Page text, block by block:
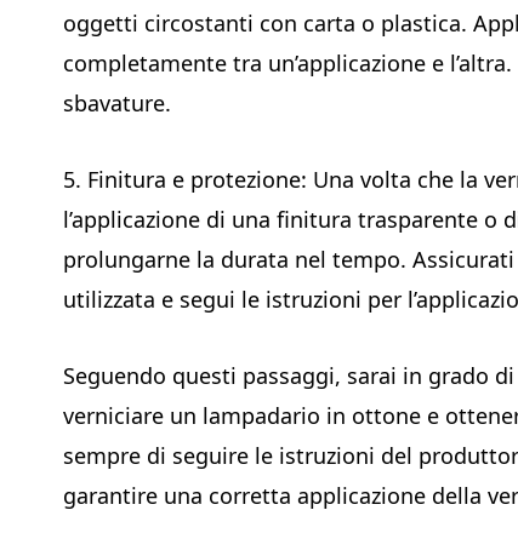
oggetti circostanti con carta o plastica.
completamente tra un’applicazione e
sbavature.
5. Finitura e protezione: Una volta che la
l’applicazione di una finitura trasparente o
prolungarne la durata nel tempo.
utilizzata e segui le istruzioni per
Seguendo questi passaggi, sarai in grado
verniciare un lampadario in ottone e
sempre di seguire le istruzioni del
garantire una corretta applicazione della